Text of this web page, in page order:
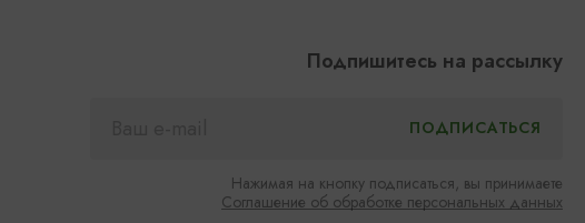
Подпишитесь на рассылку
Нажимая на кнопку подписаться, вы принимаете
Соглашение об обработке персональных данных